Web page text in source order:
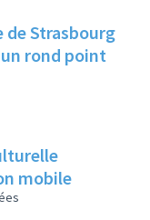
Strasbourg
rond point
mobile